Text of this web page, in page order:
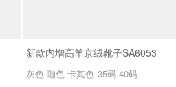
新款内增高羊京绒靴子SA6053
灰色 咖色 卡其色 35码-40码